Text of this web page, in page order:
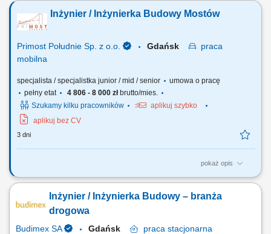
Prowadzenie i nadzorowanie dokumentacji budowlanej związanej ze
sprawnym przekazywaniem poszczególnych etapów inwestycji.
Inżynier / Inżynierka Budowy Mostów
Primost Południe Sp. z o.o. Gdańsk
praca
mobilna
specjalista / specjalistka junior / mid / senior
umowa o pracę
pełny etat
4 806 - 8 000 złbrutto/mies.
Szukamy kilku pracowników
aplikuj szybko
aplikuj bez CV
3 dni
pokaż opis
OPIS STANOWISKA analiza dokumentacji projektowej, technologicznej
nadzorze nad prawidłowym wykonywaniem robót; pozyskiwanie
podwykonawców, usługodawców i dostawców materiałów;
Inżynier / Inżynierka Budowy – branża
drogowa
Budimex SA Gdańsk praca stacjonarna